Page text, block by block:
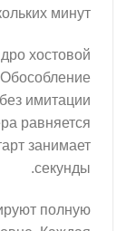
минут.
хостовой
имитации
равняется
занимает
секунды.
полную